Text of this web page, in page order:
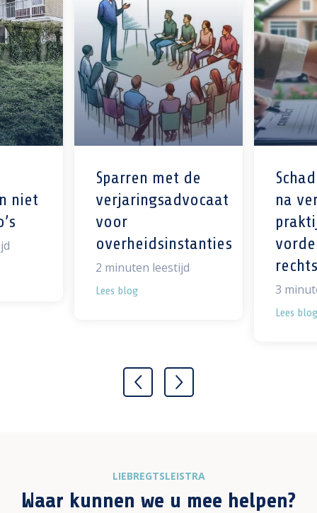
niet
Sparren met de
verjaringsadvocaat
voor
overheidsinstanties
2 minuten leestijd
Lees blog
na
3
Lees blog
LIEBREGTSLEISTRA
Waar kunnen we u mee helpen?